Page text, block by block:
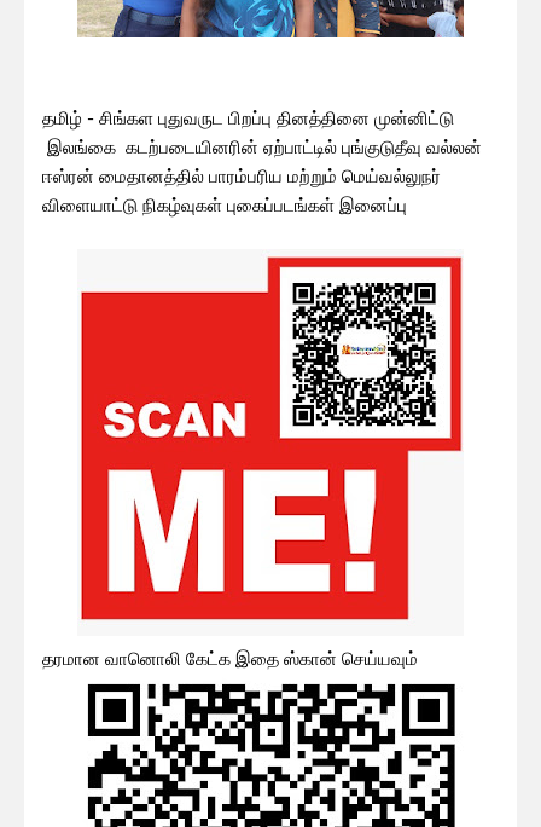
தமிழ் - சிங்கள புதுவருட பிறப்பு தினத்தினை முன்னிட்டு
இலங்கை கடற்படையினரின் ஏற்பாட்டில் புங்குடுதீவு வல்லன்
ஈஸ்ரன் மைதானத்தில் பாரம்பரிய மற்றும் மெய்வல்லுநர்
விளையாட்டு நிகழ்வுகள் புகைப்படங்கள் இனைப்பு
தரமான வானொலி கேட்க இதை ஸ்கான் செய்யவும்